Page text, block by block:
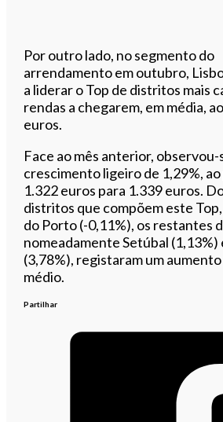
Por outro lado, no segmento do
arrendamento em outubro,
a liderar o Top de distritos mais
rendas a chegarem, em média,
euros.
Face ao mês anterior, observou-
crescimento ligeiro de 1,29%, ao
1.322 euros para 1.339 euros.
distritos que compõem este
do Porto (-0,11%), os restantes
nomeadamente Setúbal (1,13%)
(3,78%), registaram um
médio.
Partilhar